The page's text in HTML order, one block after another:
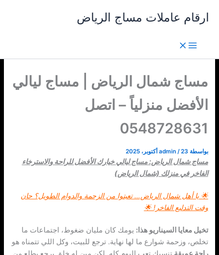
ارقام عاملات مساج الرياض
مساج شمال الرياض | مساج ليالي
الأفضل منزلياً – اتصل
بواسطة admin /23 أكتوبر، 2025
مساج شمال الرياض: مساج ليالي خيارك الأفضل للراحة والاسترخاء
الفاخر في منزلك (شمال الرياض)
🌟 يا أهل شمال الرياض… تعبتوا من الزحمة والدوام الطويل؟ حان
وقت التدليع الفاخر! 🌟
تخيل معايا السيناريو هذا: يومك كان مليان ضغوط، اجتماعات ما
تخلص، وزحمة شوارع ما لها نهاية. ترجع للبيت، وكل اللي تتمناه هو